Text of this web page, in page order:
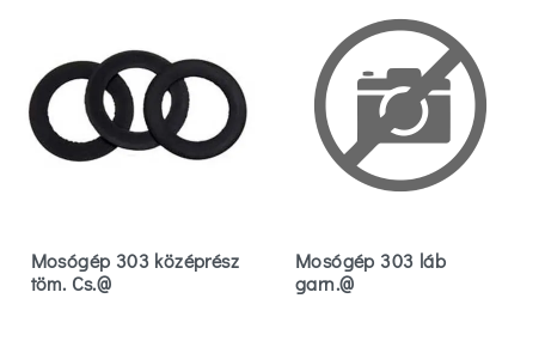
Mosógép 303 középrész
töm. Cs.@
Mosógép 303 láb
garn.@